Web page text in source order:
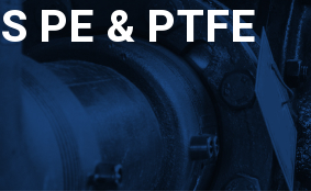
PE & PTFE